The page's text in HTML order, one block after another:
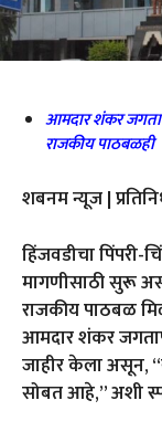
आमदार शंकर
राजकीय पाठबळही
शबनम न्यूज |
हिंजवडीचा पिंपरी-
मागणीसाठी सुरू
राजकीय पाठबळ
आमदार शंकर जगताप
जाहीर केला असून,
सोबत आहे,” अशी